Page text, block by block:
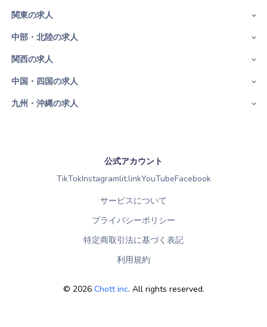
関東の求人
中部・北陸の求人
関西の求人
中国・四国の求人
九州・沖縄の求人
公式アカウント
TikTokInstagramlit.linkYouTubeFacebook
サービスについて
プライバシーポリシー
特定商取引法に基づく表記
利用規約
© 2026 Chott inc. All rights reserved.